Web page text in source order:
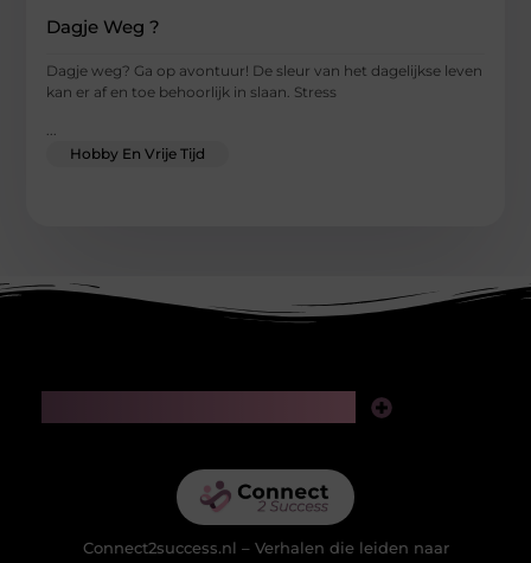
Dagje Weg ?
Dagje weg? Ga op avontuur! De sleur van het dagelijkse leven
kan er af en toe behoorlijk in slaan. Stress
...
Hobby En Vrije Tijd
Connect2success.nl – Verhalen die leiden naar